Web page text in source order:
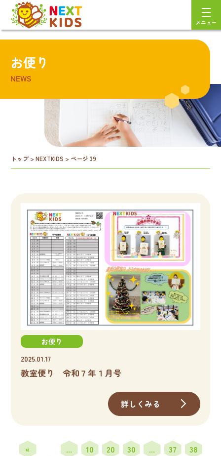
メニュー
お便り
NEWS
トップ>NEXTKIDS > ページ 39
お便り
2025.01.17
教室便り 令和７年１月号
詳しくみる
«
... 10 20 30 ... 37
38